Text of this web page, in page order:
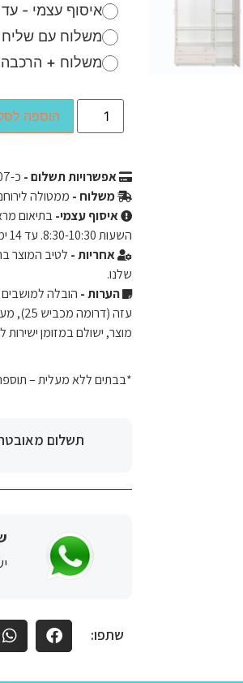
איסוף עצמי - עד 14 ימי עסקים (חינם)
משלוח עם שליח
משלוח + הרכבה
הוספה
אפשרויות תשלום - כ-
משלוח - ממטולה לירוחם עד 21
איסוף עצמי-
השעות 8:30-10:30. עד 14 ימי עסקים.
אחריות -
שלנו.
הערות -
מוצר, ישולם במזומן ישירות
*בבתים ללא מעלית – תוספת תשלום של 50 ש"ח לכל קומה מעל
תשלום
שתפו: